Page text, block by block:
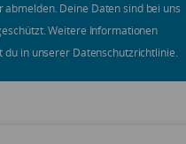
abmelden. Deine Daten sind bei uns
Weitere Informationen
du in unserer Datenschutzrichtlinie.